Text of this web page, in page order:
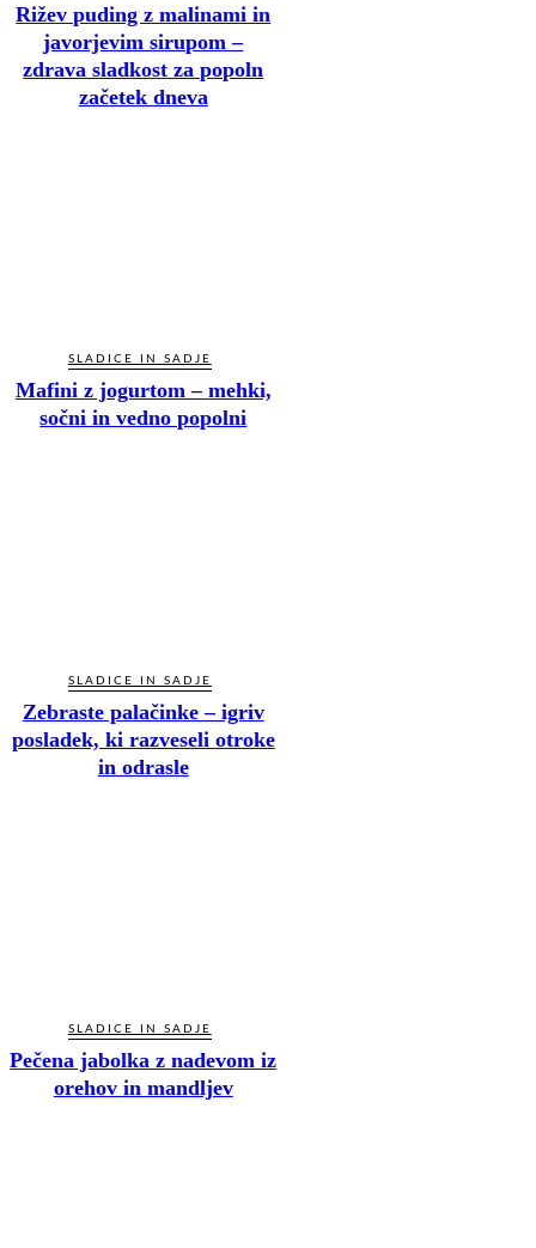
Rižev puding z malinami in
javorjevim sirupom –
zdrava sladkost za popoln
začetek dneva
SLADICE IN SADJE
Mafini z jogurtom – mehki,
sočni in vedno popolni
SLADICE IN SADJE
Zebraste palačinke – igriv
posladek, ki razveseli otroke
in odrasle
SLADICE IN SADJE
Pečena jabolka z nadevom iz
orehov in mandljev